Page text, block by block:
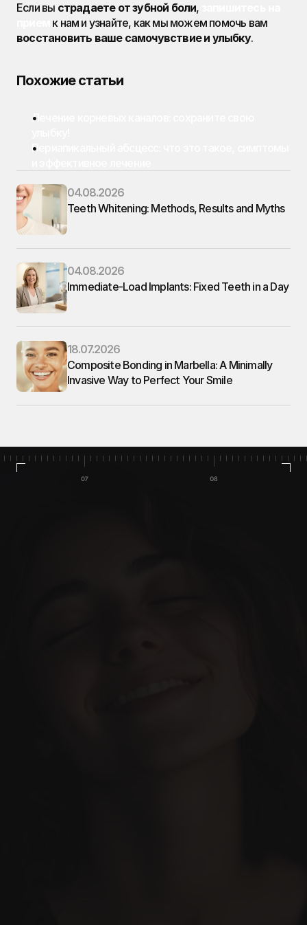
Если вы страдаете от зубной боли,
восстановить ваше самочувствие и улыбку.
Похожие статьи
Лечение корневых каналов: сохраните свою
Периапикальный абсцесс: что это такое, симптомы
04.08.2026
Teeth Whitening: Methods, Results and Myths
04.08.2026
Immediate-Load Implants: Fixed Teeth in a Day
18.07.2026
Composite Bonding in Marbella: A Minimally
Invasive Way to Perfect Your Smile